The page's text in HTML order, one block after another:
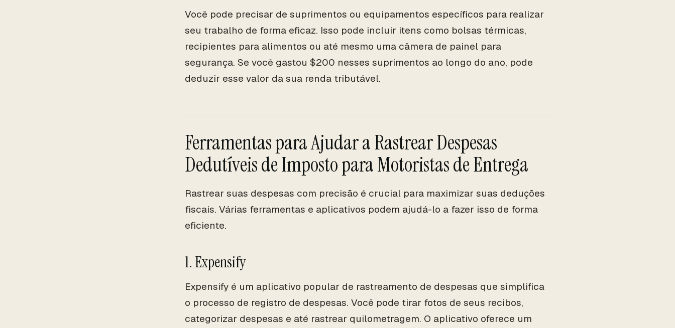
Você pode precisar de suprimentos ou equipamentos específicos para realizar
seu trabalho de forma eficaz. Isso pode incluir itens como bolsas térmicas,
recipientes para alimentos ou até mesmo uma câmera de painel para
segurança. Se você gastou $200 nesses suprimentos ao longo do ano, pode
deduzir esse valor da sua renda tributável.
Ferramentas para Ajudar a Rastrear Despesas
Dedutíveis de Imposto para Motoristas de Entrega
Rastrear suas despesas com precisão é crucial para maximizar suas deduções
fiscais. Várias ferramentas e aplicativos podem ajudá-lo a fazer isso de forma
eficiente.
1. Expensify
Expensify é um aplicativo popular de rastreamento de despesas que simplifica
o processo de registro de despesas. Você pode tirar fotos de seus recibos,
categorizar despesas e até rastrear quilometragem. O aplicativo oferece um